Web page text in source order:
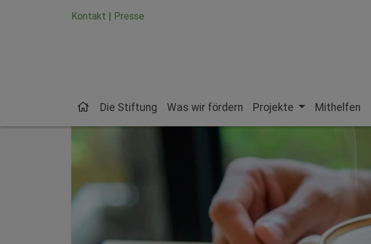
Kontakt | Presse
Die Stiftung Was wir fördern Projekte Mithelfen